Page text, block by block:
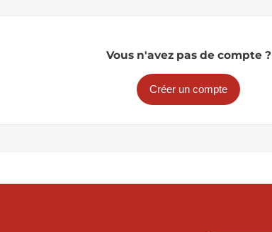
Vous n'avez pas de compte ?
Créer un compte